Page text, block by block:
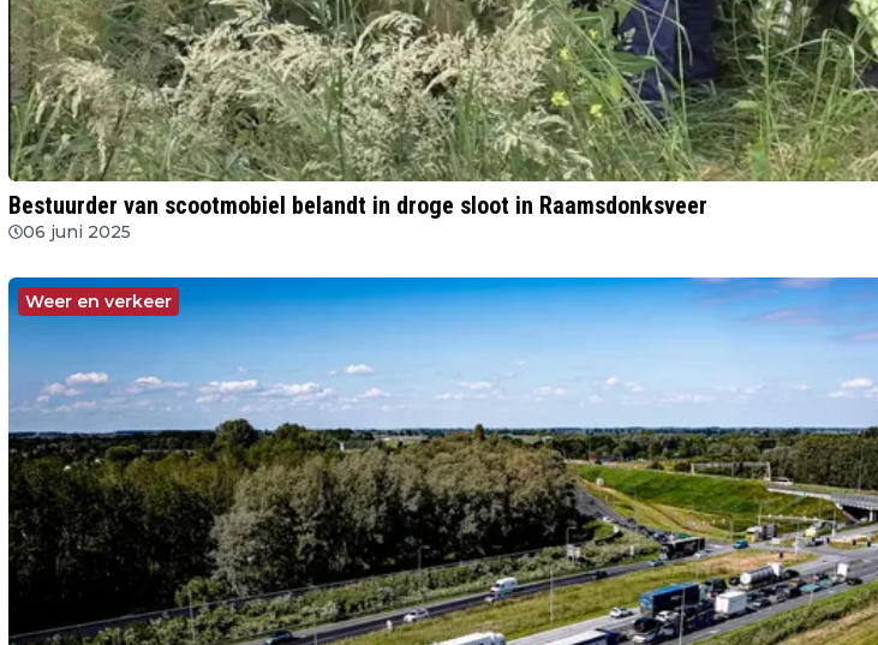
Bestuurder van scootmobiel belandt in droge sloot in Raamsdonksveer
06 juni 2025
Weer en verkeer